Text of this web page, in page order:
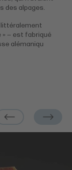
des alpages.
littéralement
» – est fabriqué
alémaniqu